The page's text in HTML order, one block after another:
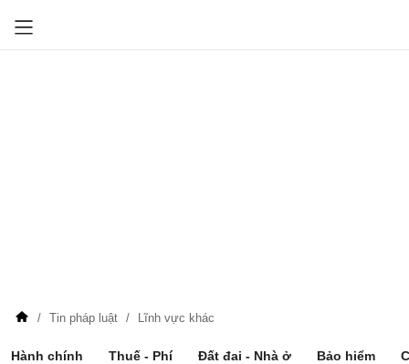
Tin pháp luật Lĩnh vực khác
Hành chính Thuế - Phí Đất đai - Nhà ở Bảo hiểm